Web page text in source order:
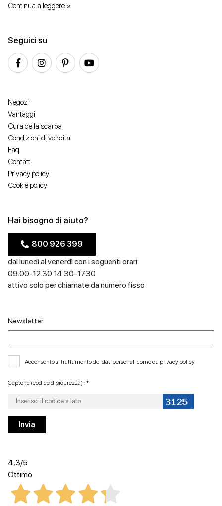
Continua a leggere »
Seguici su
Negozi
Vantaggi
Cura della scarpa
Condizioni di vendita
Faq
Contatti
Privacy policy
Cookie policy
Hai bisogno di aiuto?
800 926 399
dal lunedì al venerdì con i seguenti orari
09.00-12.30 14.30-17.30
attivo solo per chiamate da numero fisso
Newsletter
Acconsento al trattamento dei dati personali come da privacy policy
Captcha (codice di sicurezza) : *
4,3/5
Ottimo